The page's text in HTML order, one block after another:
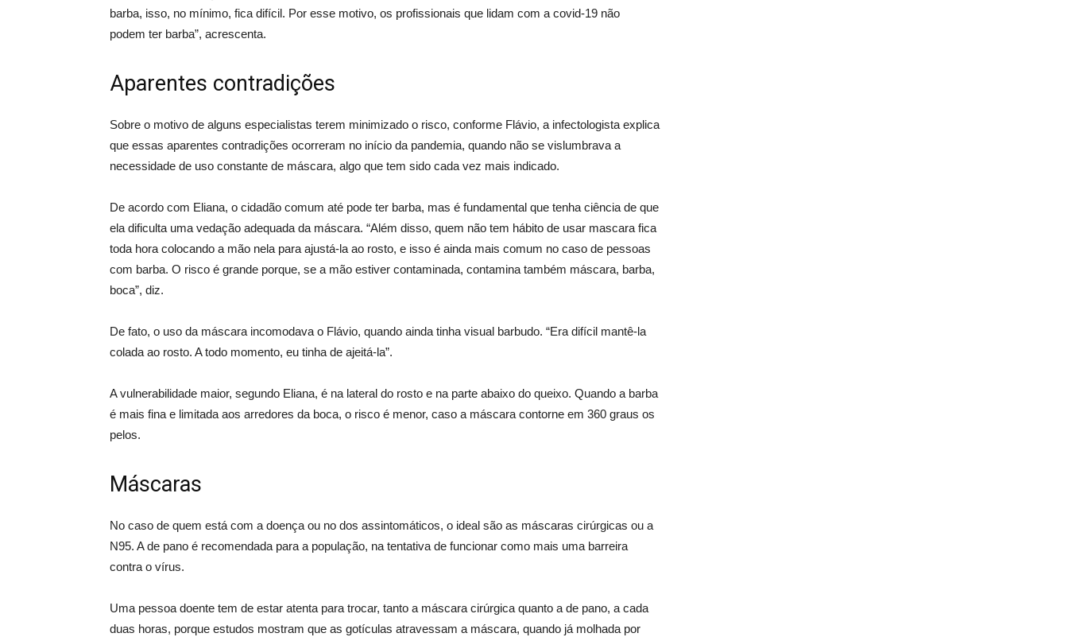
barba, isso, no mínimo, fica difícil. Por esse motivo, os profissionais que lidam com a covid-19 não
podem ter barba”, acrescenta.
Aparentes contradições
Sobre o motivo de alguns especialistas terem minimizado o risco, conforme Flávio, a infectologista explica
que essas aparentes contradições ocorreram no início da pandemia, quando não se vislumbrava a
necessidade de uso constante de máscara, algo que tem sido cada vez mais indicado.
De acordo com Eliana, o cidadão comum até pode ter barba, mas é fundamental que tenha ciência de que
ela dificulta uma vedação adequada da máscara. “Além disso, quem não tem hábito de usar mascara fica
toda hora colocando a mão nela para ajustá-la ao rosto, e isso é ainda mais comum no caso de pessoas
com barba. O risco é grande porque, se a mão estiver contaminada, contamina também máscara, barba,
boca”, diz.
De fato, o uso da máscara incomodava o Flávio, quando ainda tinha visual barbudo. “Era difícil mantê-la
colada ao rosto. A todo momento, eu tinha de ajeitá-la”.
A vulnerabilidade maior, segundo Eliana, é na lateral do rosto e na parte abaixo do queixo. Quando a barba
é mais fina e limitada aos arredores da boca, o risco é menor, caso a máscara contorne em 360 graus os
pelos.
Máscaras
No caso de quem está com a doença ou no dos assintomáticos, o ideal são as máscaras cirúrgicas ou a
N95. A de pano é recomendada para a população, na tentativa de funcionar como mais uma barreira
contra o vírus.
Uma pessoa doente tem de estar atenta para trocar, tanto a máscara cirúrgica quanto a de pano, a cada
duas horas, porque estudos mostram que as gotículas atravessam a máscara, quando já molhada por